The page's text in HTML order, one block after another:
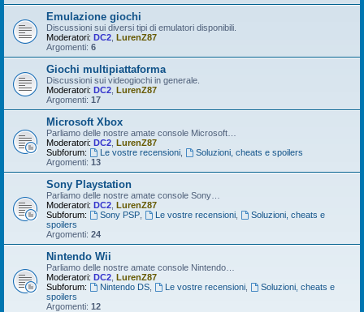
Emulazione giochi
Discussioni sui diversi tipi di emulatori disponibili.
Moderatori: DC2 LurenZ87
Argomenti: 6
Giochi multipiattaforma
Discussioni sui videogiochi in generale.
Moderatori: DC2 LurenZ87
Argomenti: 17
Microsoft Xbox
Parliamo delle nostre amate console Microsoft…
Moderatori: DC2 LurenZ87
Subforum:
Le vostre recensioni,
Soluzioni, cheats e spoilers
Argomenti: 13
Sony Playstation
Parliamo delle nostre amate console Sony…
Moderatori: DC2 LurenZ87
Subforum:
Sony PSP, Le vostre recensioni,
Soluzioni, cheats e
spoilers
Argomenti: 24
Nintendo Wii
Parliamo delle nostre amate console Nintendo…
Moderatori: DC2 LurenZ87
Subforum:
Nintendo DS, Le vostre recensioni,
Soluzioni, cheats e
spoilers
Argomenti: 12